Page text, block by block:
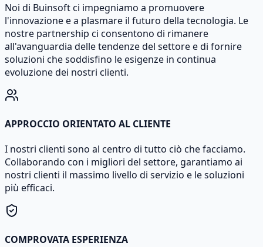
Noi di Buinsoft ci impegniamo a promuovere
l'innovazione e a plasmare il futuro della tecnologia. Le
nostre partnership ci consentono di rimanere
all'avanguardia delle tendenze del settore e di fornire
soluzioni che soddisfino le esigenze in continua
evoluzione dei nostri clienti.
APPROCCIO ORIENTATO AL CLIENTE
I nostri clienti sono al centro di tutto ciò che facciamo.
Collaborando con i migliori del settore, garantiamo ai
nostri clienti il massimo livello di servizio e le soluzioni
più efficaci.
COMPROVATA ESPERIENZA